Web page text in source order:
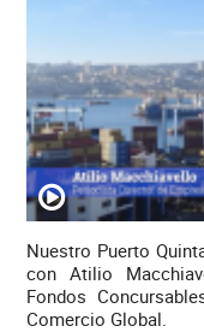
Nuestro Puerto
con Atilio
Fondos
Comercio Global.